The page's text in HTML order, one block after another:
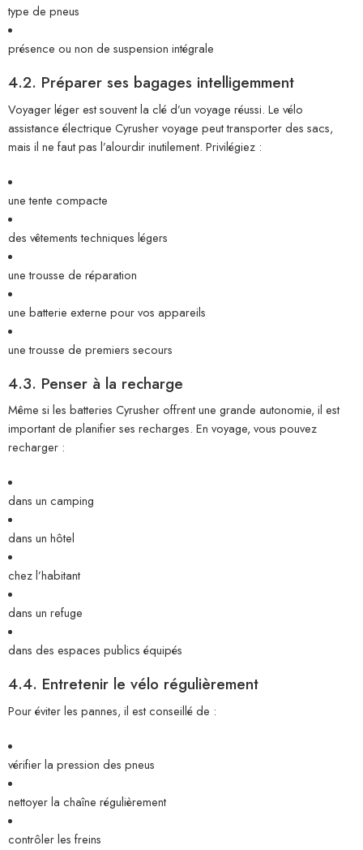
type de pneus
présence ou non de suspension intégrale
4.2. Préparer ses bagages intelligemment
Voyager léger est souvent la clé d’un voyage réussi. Le vélo
assistance électrique Cyrusher voyage peut transporter des sacs,
mais il ne faut pas l’alourdir inutilement. Privilégiez :
une tente compacte
des vêtements techniques légers
une trousse de réparation
une batterie externe pour vos appareils
une trousse de premiers secours
4.3. Penser à la recharge
Même si les batteries Cyrusher offrent une grande autonomie, il est
important de planifier ses recharges. En voyage, vous pouvez
recharger :
dans un camping
dans un hôtel
chez l’habitant
dans un refuge
dans des espaces publics équipés
4.4. Entretenir le vélo régulièrement
Pour éviter les pannes, il est conseillé de :
vérifier la pression des pneus
nettoyer la chaîne régulièrement
contrôler les freins